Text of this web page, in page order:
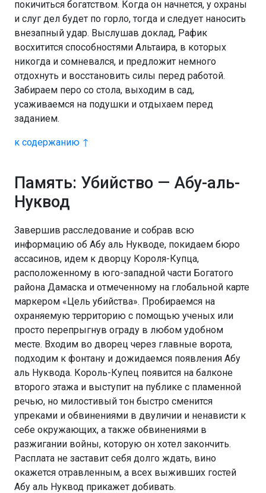
покичиться богатством. Когда он начнется, у охраны
и слуг дел будет по горло, тогда и следует наносить
внезапный удар. Выслушав доклад, Рафик
восхитится способностями Альтаира, в которых
никогда и сомневался, и предложит немного
отдохнуть и восстановить силы перед работой.
Забираем перо со стола, выходим в сад,
усаживаемся на подушки и отдыхаем перед
заданием.
к содержанию ↑
Память: Убийство — Абу-аль-
Нуквод
Завершив расследование и собрав всю
информацию об Абу аль Нукводе, покидаем бюро
ассасинов, идем к дворцу Короля-Купца,
расположенному в юго-западной части Богатого
района Дамаска и отмеченному на глобальной карте
маркером «Цель убийства». Пробираемся на
охраняемую территорию с помощью ученых или
просто перепрыгнув ограду в любом удобном
месте. Входим во дворец через главные ворота,
подходим к фонтану и дожидаемся появления Абу
аль Нуквода. Король-Купец появится на балконе
второго этажа и выступит на публике с пламенной
речью, но милостивый тон быстро сменится
упреками и обвинениями в двуличии и ненависти к
себе окружающих, а также обвинениями в
разжигании войны, которую он хотел закончить.
Расплата не заставит себя долго ждать, вино
окажется отравленным, а всех выживших гостей
Абу аль Нуквод прикажет добивать.